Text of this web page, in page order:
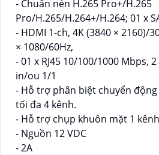
- Chuẩn nén H.265 Pro+/H.265
Pro/H.265/H.264+/H.264; 01 x
- HDMI 1-ch, 4K (3840 × 2160)/
× 1080/60Hz,
- 01 x RJ45 10/100/1000 Mbps,
in/ou 1/1
- Hỗ trợ phân biệt chuyển
tối đa 4 kênh.
- Hỗ trợ chụp khuôn mặt 1 kênh
- Nguồn 12 VDC
- 2A